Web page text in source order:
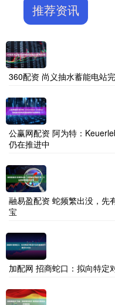
推荐资讯
360配资 尚义抽水蓄能电站
公赢网配资 阿为特：
仍在推进中
融易盈配资 蛇频繁出没，先
宝
加配网 招商蛇口：拟向特定